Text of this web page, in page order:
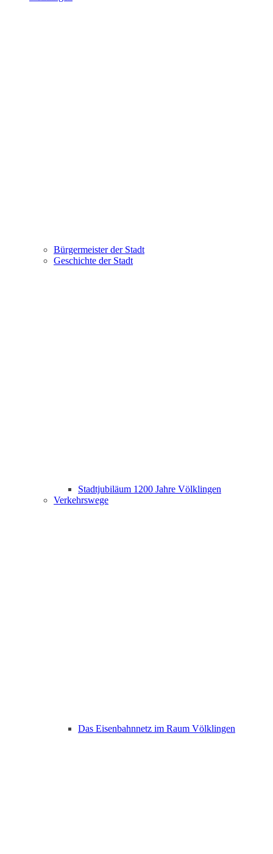
Bürgermeister der Stadt
Geschichte der Stadt
Stadtjubiläum 1200 Jahre Völklingen
Verkehrswege
Das Eisenbahnnetz im Raum Völklingen